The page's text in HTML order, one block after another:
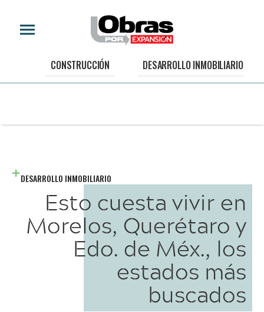
CONSTRUCCIÓN DESARROLLO INMOBILIARIO
DESARROLLO INMOBILIARIO
Esto cuesta vivir en
Morelos, Querétaro y
Edo. de Méx., los
estados más
buscados